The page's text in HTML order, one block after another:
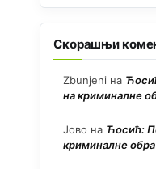
Скорашњи
Zbunjeni на
на криминалне
Јово на Ћосић:
криминалне